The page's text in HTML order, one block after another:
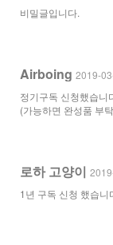
비밀글입니다.
Airboing 2019-
정기구독 신청했습니
(가능하면 완성품 부
로하 고양이
1년 구독 신청 했습